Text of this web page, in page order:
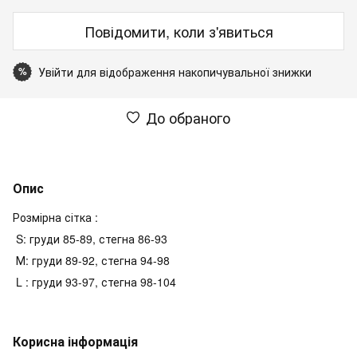
Повідомити, коли з'явиться
% Увійти для відображення накопичувальної знижки
До обраного
Опис
Розмірна сітка :
S: груди 85-89, стегна 86-93
М: груди 89-92, стегна 94-98
L : груди 93-97, стегна 98-104
Корисна інформація